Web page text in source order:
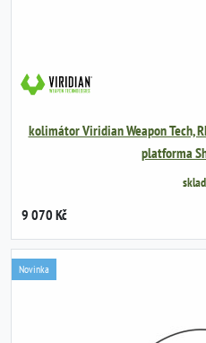
kolimátor Viridian Weapon Tech,
platforma
9 070 Kč
Novinka